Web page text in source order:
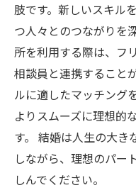
肢です。新しいスキル
つ人々とのつながりを
所を利用する際は、フ
相談員と連携すること
ルに適したマッチング
よりスムーズに理想的
す。 結婚は人生の大き
しながら、理想のパー
しんでください。